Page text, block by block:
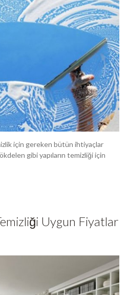
için gereken bütün ihtiyaçlar
gibi yapıların temizliği için
Uygun Fiyatlar